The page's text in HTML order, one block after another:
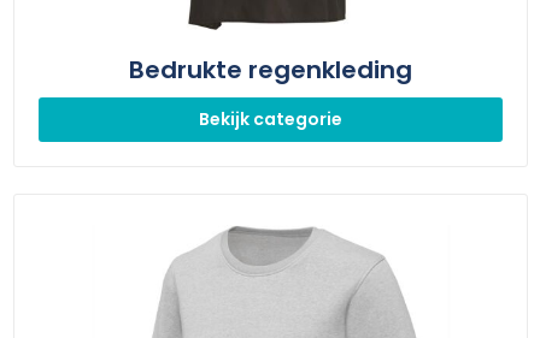
Bedrukte regenkleding
Bekijk categorie